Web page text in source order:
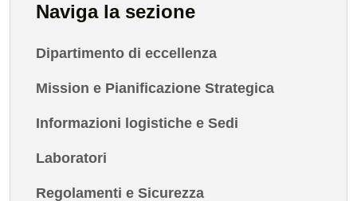
Naviga la sezione
Dipartimento di eccellenza
Mission e Pianificazione Strategica
Informazioni logistiche e Sedi
Laboratori
Regolamenti e Sicurezza